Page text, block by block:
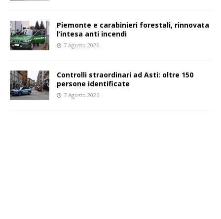
Piemonte e carabinieri forestali, rinnovata
l’intesa anti incendi
7 Agosto 2026
Controlli straordinari ad Asti: oltre 150
persone identificate
7 Agosto 2026